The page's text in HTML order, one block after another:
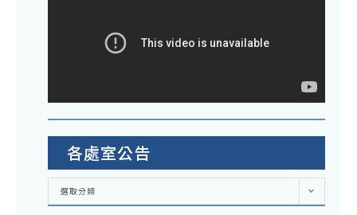
各處室公告
各
室
選取分類